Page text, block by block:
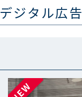
デジタル広告